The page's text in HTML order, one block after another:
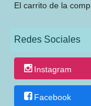
El carrito de la
Redes Sociales
Instagram
Facebook